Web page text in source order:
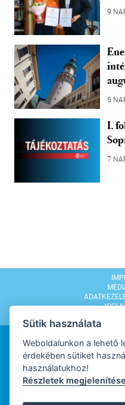
9
5
I.
7
JOGI
Sütik használata
Weboldalunkon a lehető
érdekében sütiket
használatukhoz!
Részletek megjelenítése